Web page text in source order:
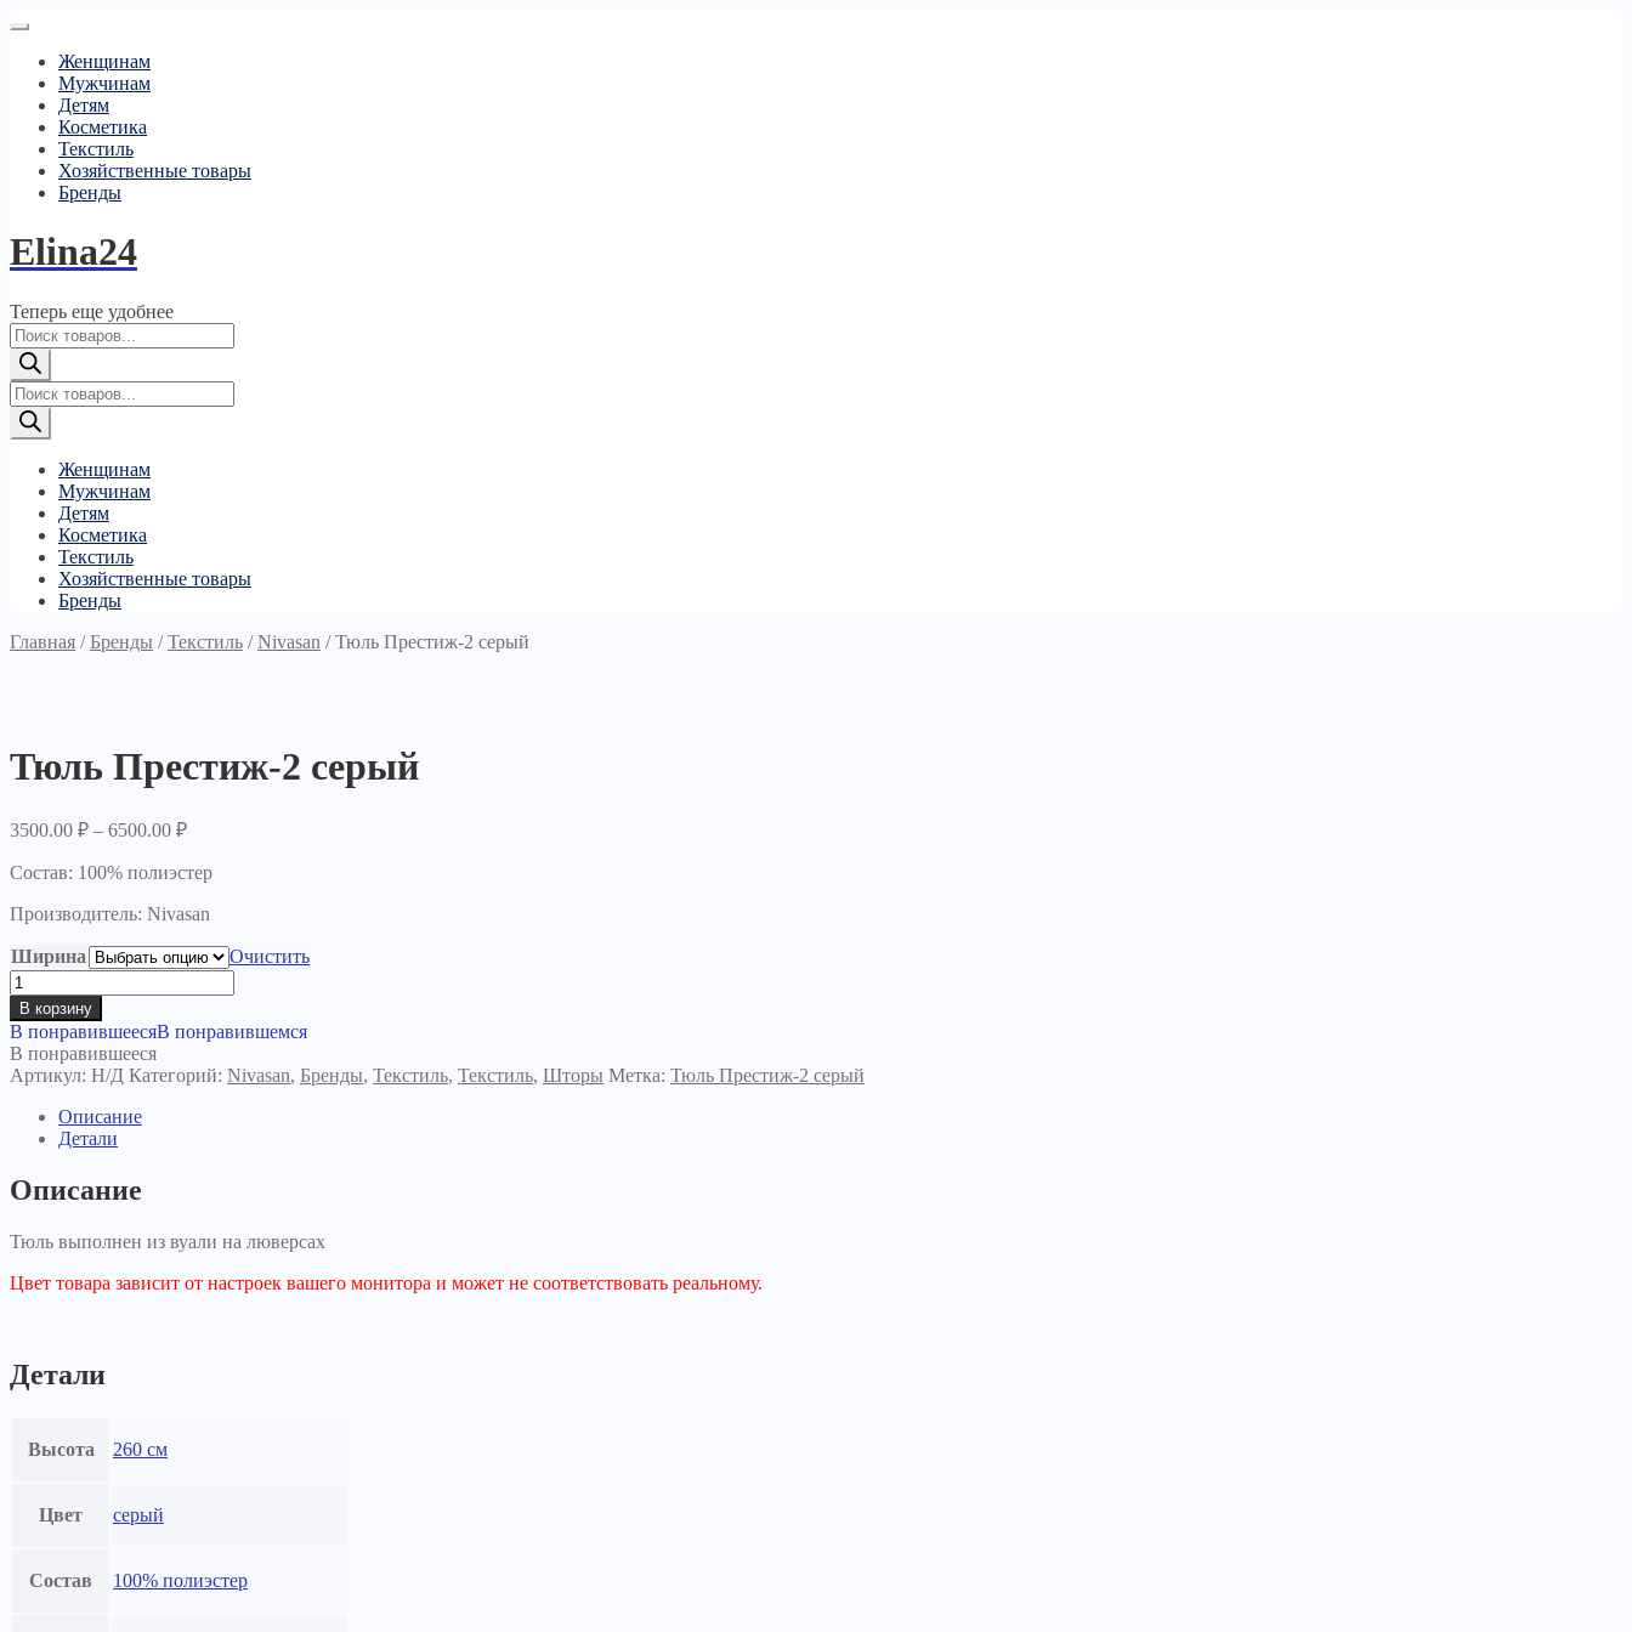
Женщинам
Мужчинам
Детям
Косметика
Текстиль
Хозяйственные товары
Бренды
Elina24
Теперь еще удобнее
Поиск
товаров
Поиск
товаров
Женщинам
Мужчинам
Детям
Косметика
Текстиль
Хозяйственные товары
Бренды
Главная /Бренды /Текстиль /Nivasan /Тюль Престиж-2 серый
Тюль Престиж-2 серый
3500.00 ₽ – 6500.00 ₽
Состав: 100% полиэстер
Производитель: Nivasan
Ширина
Очистить
Количество
товара
Тюль
Престиж-2
серый
В корзину
В понравившеесяВ понравившемся
В понравившееся
Артикул: Н/Д Категорий: Nivasan, Бренды, Текстиль, Текстиль, Шторы Метка: Тюль Престиж-2 серый
Описание
Детали
Описание
Тюль выполнен из вуали на люверсах
Цвет товара зависит от настроек вашего монитора и может не соответствовать реальному.
Детали
Высота 260 см
Цвет серый
Состав 100% полиэстер